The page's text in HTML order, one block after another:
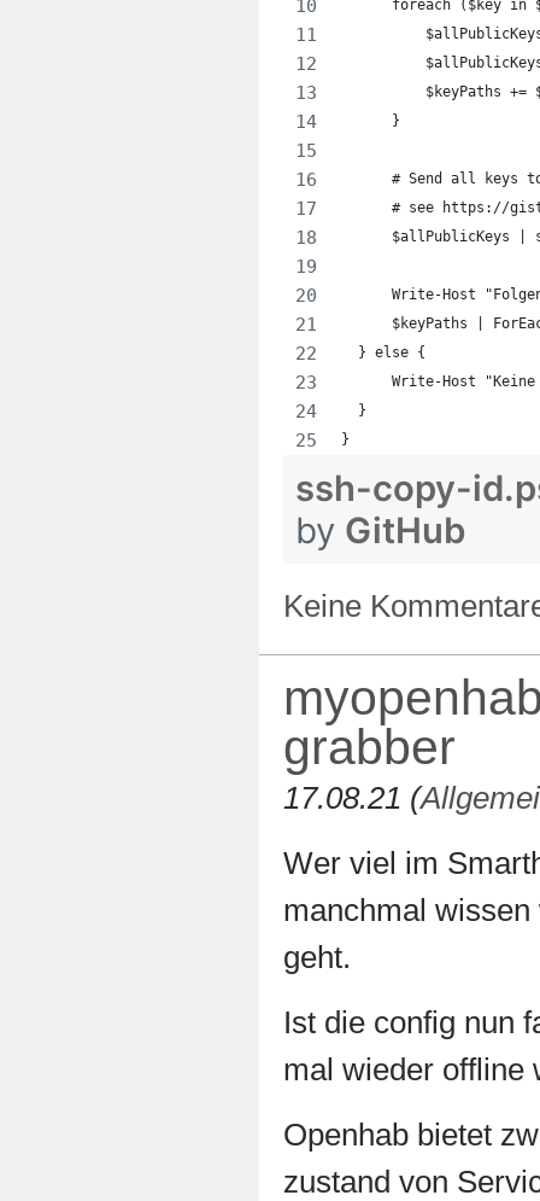
foreach ($key in
$keyPaths +=
      }
# Send all keys
# see https://
$allPublicKeys |
Write-Host
$keyPaths |
  } else {
Write-Host
  }
}
ssh-copy-
by GitHub
Keine
grabber
17.08.21 (
Wer viel im
manchmal
geht.
Ist die config nun
mal wieder offline
Openhab bietet
zustand von